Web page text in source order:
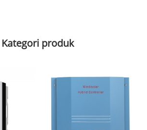
Kategori produk